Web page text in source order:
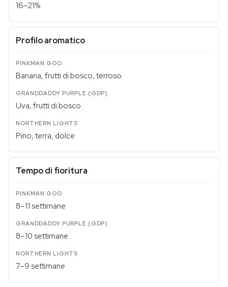
16–21%
Profilo aromatico
Banana, frutti di bosco, terroso
Uva, frutti di bosco
Pino, terra, dolce
Tempo di fioritura
8–11 settimane
8–10 settimane
7–9 settimane